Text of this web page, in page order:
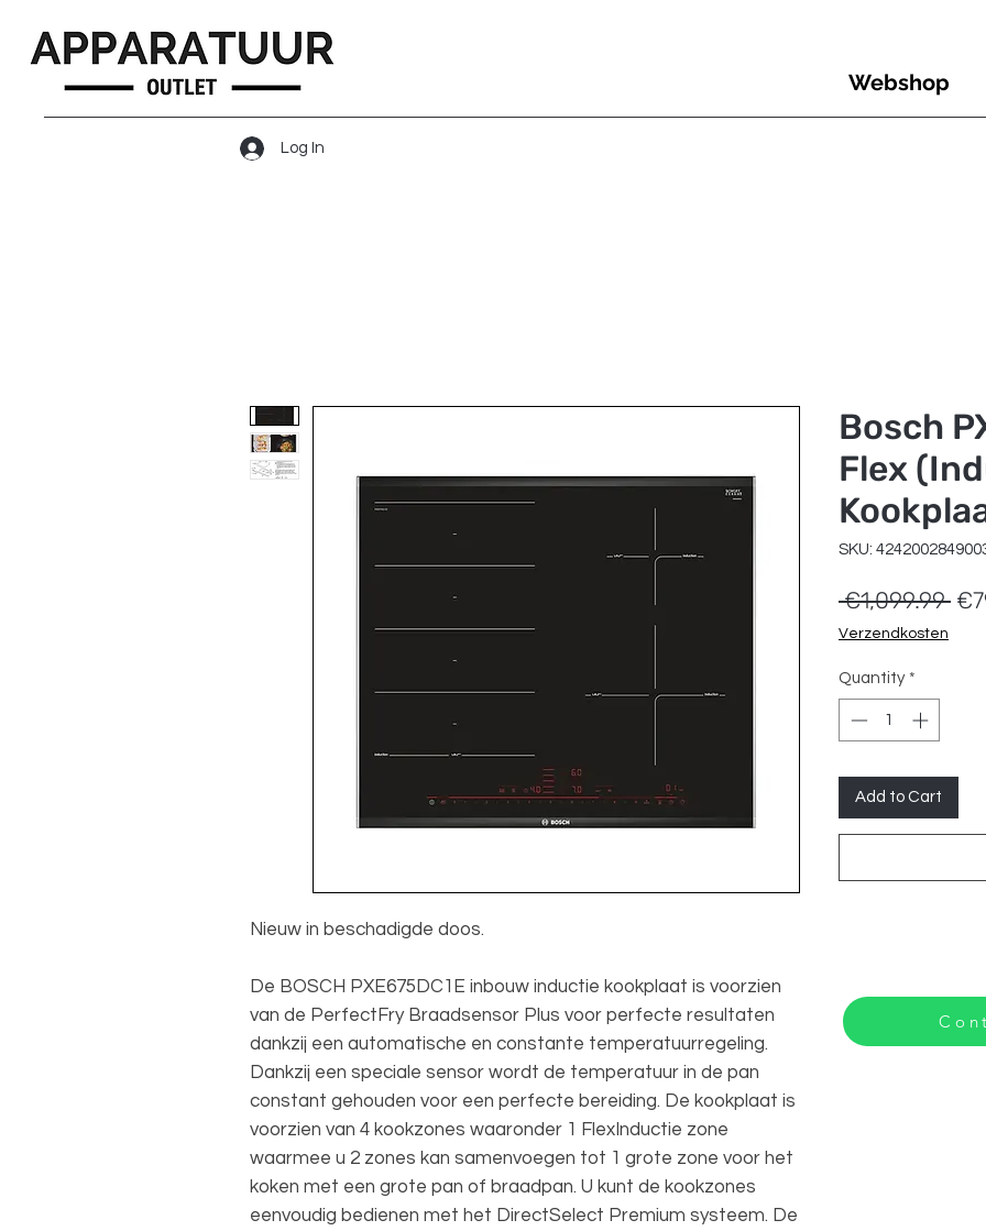
Log In
Webshop
Nieuw in beschadigde doos.
De BOSCH PXE675DC1E inbouw inductie kookplaat is voorzien
van de PerfectFry Braadsensor Plus voor perfecte resultaten
dankzij een automatische en constante temperatuurregeling.
Dankzij een speciale sensor wordt de temperatuur in de pan
constant gehouden voor een perfecte bereiding. De kookplaat is
voorzien van 4 kookzones waaronder 1 FlexInductie zone
waarmee u 2 zones kan samenvoegen tot 1 grote zone voor het
koken met een grote pan of braadpan. U kunt de kookzones
eenvoudig bedienen met het DirectSelect Premium systeem. De
Bosch
Flex
SKU:
€1,099.99
Verzendkosten
Quantity *
Add to Cart